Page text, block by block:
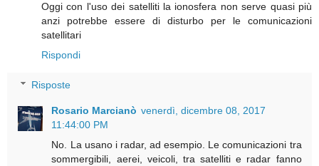
Oggi con l'uso dei satelliti la ionosfera non serve quasi più
anzi potrebbe essere di disturbo per le comunicazioni
satellitari
Rispondi
Risposte
Rosario Marcianò venerdì, dicembre 08, 2017
11:44:00 PM
No. La usano i radar, ad esempio. Le comunicazioni tra
sommergibili, aerei, veicoli, tra satelliti e radar fanno